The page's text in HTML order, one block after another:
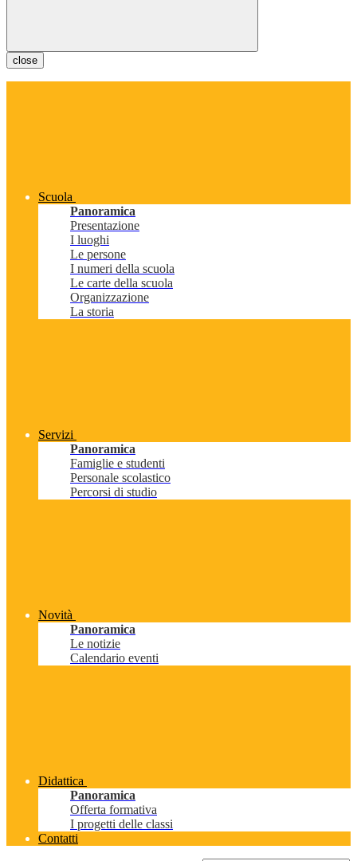
close
Scuola
Panoramica
Presentazione
I luoghi
Le persone
I numeri della scuola
Le carte della scuola
Organizzazione
La storia
Servizi
Panoramica
Famiglie e studenti
Personale scolastico
Percorsi di studio
Novità
Panoramica
Le notizie
Calendario eventi
Didattica
Panoramica
Offerta formativa
I progetti delle classi
Contatti